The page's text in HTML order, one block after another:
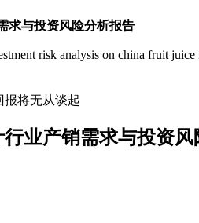
求与投资风险分析报告
risk analysis on china fruit juice
报将无从谈起
行业产销需求与投资